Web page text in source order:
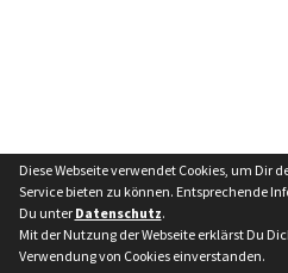
© 2006
Besucherstatistik
Diese Webseite verwendet Cookies, um Dir
Service bieten zu können. Entsprechende
Du unter Datenschutz.
Mit der Nutzung der Webseite erklärst Du
Verwendung von Cookies einverstanden.